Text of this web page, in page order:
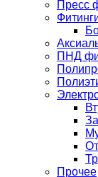
Пресс
ПНД
Прочее